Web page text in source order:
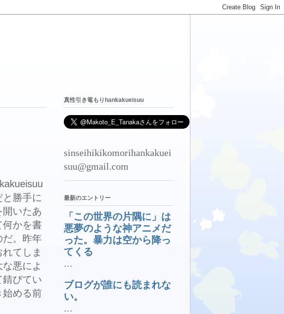
勝手に
いたあ
かを書
だ。昨年
てしま
悪によ
錆びてい
める前
真性引き篭もりhankakueisuu
sinseihikikomorihankakuei
suu@gmail.com
最新のエントリー
「この世界の片隅に」は
悪夢のような神アニメだ
った。暴力は空から降っ
てくる
...
ブログが誰にも読まれな
い。
...